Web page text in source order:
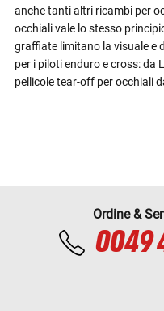
anche tanti altri ricambi per
occhiali vale lo stesso
graffiate limitano la visuale e
per i piloti enduro e cross: da
pellicole tear-off per occhiali
Ordine &
0049